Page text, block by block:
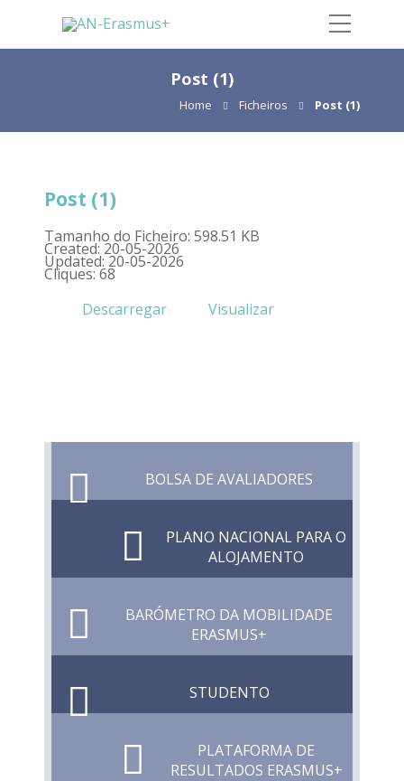
Post (1)
Home Ficheiros Post (1)
Post (1)
Tamanho do Ficheiro: 598.51 KB
Created: 20-05-2026
Updated: 20-05-2026
Cliques: 68
Descarregar
Visualizar
BOLSA DE AVALIADORES
PLANO NACIONAL PARA O
ALOJAMENTO
BARÓMETRO DA MOBILIDADE
ERASMUS+
STUDENTO
PLATAFORMA DE
RESULTADOS ERASMUS+